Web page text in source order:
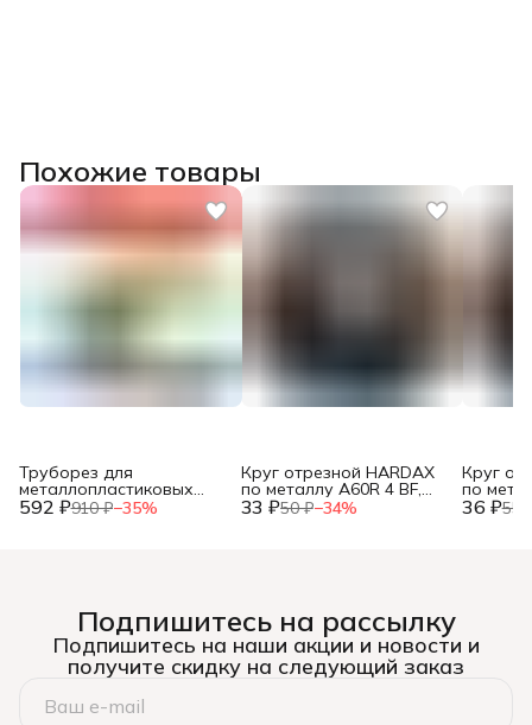
Похожие товары
592 ₽910 ₽−35%
Труборез для
металлопластиковых
труб, до 42мм, (шт.) 33 ₽50 ₽−34%
Круг отрезной HARDAX
по металлу A60R 4 BF,
125 х 1,2 х 22 мм, (шт.) 36 ₽55
Круг
по
125 х
Подпишитесь на рассылку
Подпишитесь на наши акции и новости и
получите скидку на следующий заказ